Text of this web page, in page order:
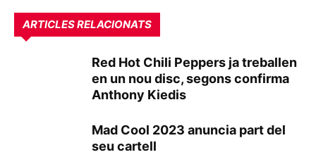
ARTICLES RELACIONATS
Red Hot Chili Peppers ja treballen
en un nou disc, segons confirma
Anthony Kiedis
Mad Cool 2023 anuncia part del
seu cartell